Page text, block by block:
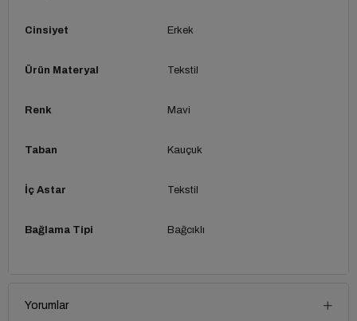
Cinsiyet Erkek
Ürün Materyal Tekstil
Renk Mavi
Taban Kauçuk
İç Astar Tekstil
Bağlama Tipi Bağcıklı
Yorumlar